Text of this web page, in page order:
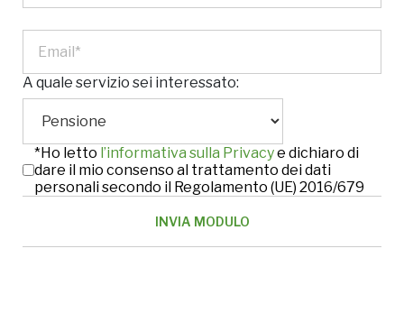
A quale servizio sei interessato:
*Ho letto l’informativa sulla Privacye dichiaro di
dare il mio consenso al trattamento dei dati
personali secondo il Regolamento (UE) 2016/679